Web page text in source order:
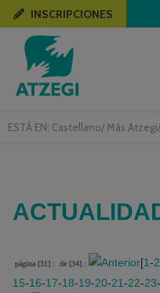
ESTÁ EN: Castellano/ Más Atzegi/
INSCRIPCIONES
página [31] : de [34] : [1-2
15-16-17-18-19-20-21-22-23-